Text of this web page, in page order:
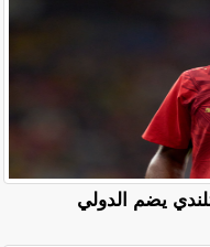
يضم الدولي